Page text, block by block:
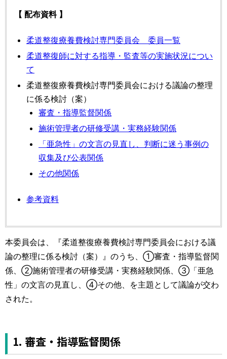
【 配布資料 】
柔道整復療養費検討専門委員会 委員一覧
柔道整復師に対する指導・監査等の実施状況につい
て
柔道整復療養費検討専門委員会における議論の整理
に係る検討（案）
審査・指導監督関係
施術管理者の研修受講・実務経験関係
「亜急性」の文言の見直し、判断に迷う事例の
収集及び公表関係
その他関係
参考資料
本委員会は、『柔道整復療養費検討専門委員会における議
論の整理に係る検討（案）』のうち、①審査・指導監督関
係、②施術管理者の研修受講・実務経験関係、③「亜急
性」の文言の見直し、④その他、を主題として議論が交わ
された。
1. 審査・指導監督関係